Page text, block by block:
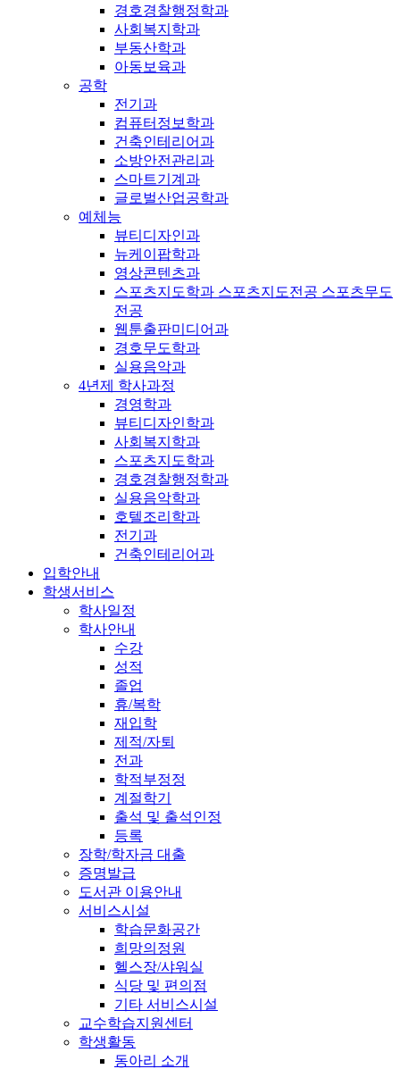
경호경찰행정학과
사회복지학과
부동산학과
아동보육과
공학
전기과
컴퓨터정보학과
건축인테리어과
소방안전관리과
스마트기계과
글로벌산업공학과
예체능
뷰티디자인과
뉴케이팝학과
영상콘텐츠과
스포츠지도학과 스포츠지도전공 스포츠무도
전공
웹툰출판미디어과
경호무도학과
실용음악과
4년제 학사과정
경영학과
뷰티디자인학과
사회복지학과
스포츠지도학과
경호경찰행정학과
실용음악학과
호텔조리학과
전기과
건축인테리어과
입학안내
학생서비스
학사일정
학사안내
수강
성적
졸업
휴/복학
재입학
제적/자퇴
전과
학적부정정
계절학기
출석 및 출석인정
등록
장학/학자금 대출
증명발급
도서관 이용안내
서비스시설
학습문화공간
희망의정원
헬스장/샤워실
식당 및 편의점
기타 서비스시설
교수학습지원센터
학생활동
동아리 소개